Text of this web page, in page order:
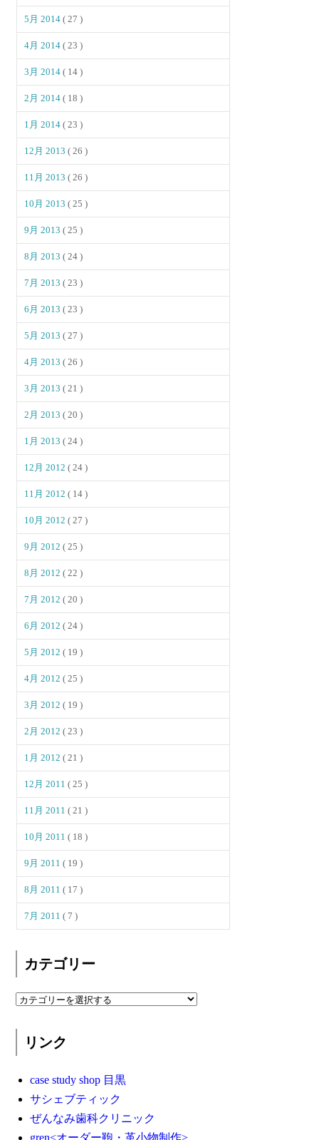
5月 2014( 27 )
4月 2014( 23 )
3月 2014( 14 )
2月 2014( 18 )
1月 2014( 23 )
12月 2013( 26 )
11月 2013( 26 )
10月 2013( 25 )
9月 2013( 25 )
8月 2013( 24 )
7月 2013( 23 )
6月 2013( 23 )
5月 2013( 27 )
4月 2013( 26 )
3月 2013( 21 )
2月 2013( 20 )
1月 2013( 24 )
12月 2012( 24 )
11月 2012( 14 )
10月 2012( 27 )
9月 2012( 25 )
8月 2012( 22 )
7月 2012( 20 )
6月 2012( 24 )
5月 2012( 19 )
4月 2012( 25 )
3月 2012( 19 )
2月 2012( 23 )
1月 2012( 21 )
12月 2011( 25 )
11月 2011( 21 )
10月 2011( 18 )
9月 2011( 19 )
8月 2011( 17 )
7月 2011( 7 )
カテゴリー
リンク
case study shop 目黒
サシェブティック
ぜんなみ歯科クリニック
gren<オーダー鞄・革小物制作>